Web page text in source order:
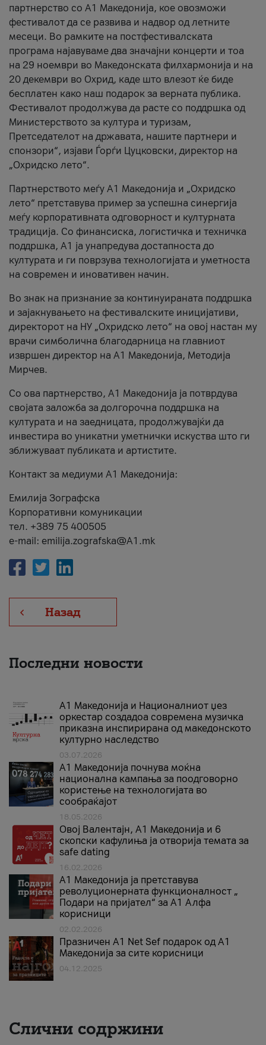
партнерство со А1 Македонија, кое овозможи
фестивалот да се развива и надвор од летните
месеци. Во рамките на постфестивалската
програма најавуваме два значајни концерти и тоа
на 29 ноември во Македонската филхармонија и на
20 декември во Охрид, каде што влезот ќе биде
бесплатен како наш подарок за верната публика.
Фестивалот продолжува да расте со поддршка од
Министерството за култура и туризам,
Претседателот на државата, нашите партнери и
спонзори“, изјави Ѓорѓи Цуцковски, директор на
„Охридско лето“.
Партнерството меѓу A1 Македонија и „Охридско
лето“ претставува пример за успешна синергија
меѓу корпоративната одговорност и културната
традиција. Со финансиска, логистичка и техничка
поддршка, A1 ја унапредува достапноста до
културата и ги поврзува технологијата и уметноста
на современ и иновативен начин.
Во знак на признание за континуираната поддршка
и зајакнувањето на фестивалските иницијативи,
директорот на НУ „Охридско лето“ на овој настан му
врачи симболична благодарница на главниот
извршен директор на A1 Македонија, Методија
Мирчев.
Со ова партнерство, A1 Македонија ја потврдува
својата заложба за долгорочна поддршка на
културата и на заедницата, продолжувајќи да
инвестира во уникатни уметнички искуства што ги
зближуваат публиката и артистите.
Контакт за медиуми А1 Македонија:
Емилија Зографска
Корпоративни комуникации
тел. +389 75 400505
e-mail: emilija.zografska@A1.mk
Назад
Последни новости
А1 Македонија и Националниот џез
оркестар создадоа современа музичка
приказна инспирирана од македонското
културно наследство
03.07.2026
A1 Македонија почнува моќна
национална кампања за поодговорно
користење на технологијата во
сообраќајот
18.05.2026
Овој Валентајн, A1 Македонија и 6
скопски кафулиња ја отворија темата за
safe dating
16.02.2026
А1 Македонија ја претставува
револуционерната функционалност „
Подари на пријател“ за А1 Алфа
корисници
02.02.2026
Празничен A1 Net Sеf подарок од А1
Македонија за сите корисници
04.12.2025
Слични содржини